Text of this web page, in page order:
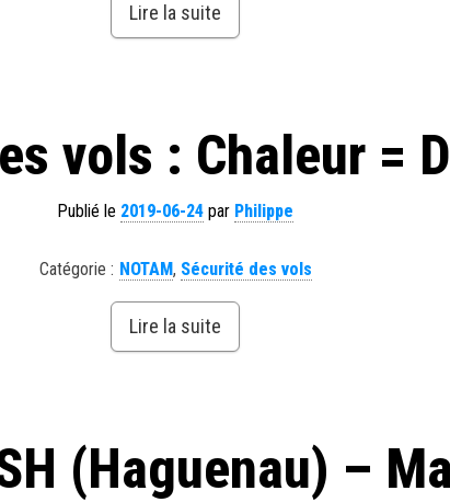
Lire la suite
vols : Chaleur =
Publié le 2019-06-24 par Philippe
Catégorie : NOTAM, Sécurité des vols
Lire la suite
(Haguenau) –